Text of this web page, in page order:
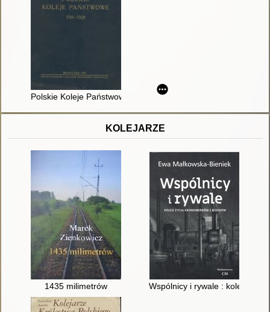
Polskie Koleje Państwowe : 1918-1929
KOLEJARZE
1435 milimetrów Wspólnicy i rywale : koleje